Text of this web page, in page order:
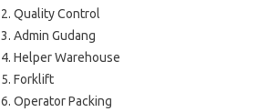
2. Quality Control
3. Admin Gudang
4. Helper Warehouse
5. Forklift
6. Operator Packing